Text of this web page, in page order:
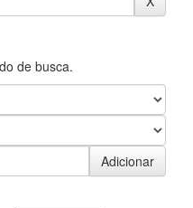
de busca.